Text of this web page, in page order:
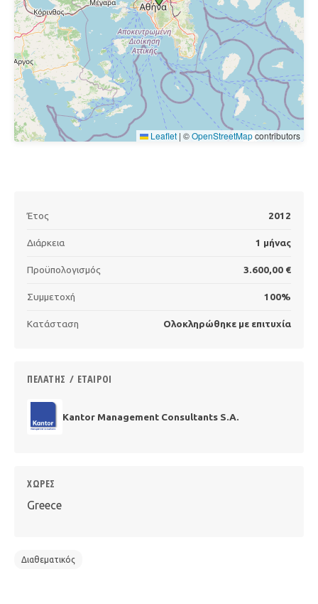
Leaflet | ©OpenStreetMapcontributors
Έτος 2012
Διάρκεια 1 μήνας
Προϋπολογισμός 3.600,00 €
Συμμετοχή 100%
Κατάσταση Ολοκληρώθηκε με επιτυχία
ΠΕΛΆΤΗΣ / ΕΤΑΊΡΟΙ
Kantor Management Consultants S.A.
ΧΏΡΕΣ
Greece
Διαθεματικός